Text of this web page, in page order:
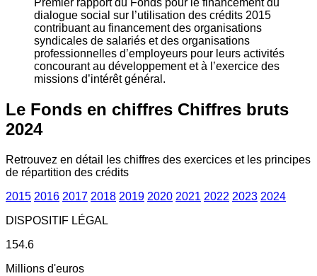
Premier rapport du Fonds pour le financement du
dialogue social sur l’utilisation des crédits 2015
contribuant au financement des organisations
syndicales de salariés et des organisations
professionnelles d’employeurs pour leurs activités
concourant au développement et à l’exercice des
missions d’intérêt général.
Le Fonds en chiffres Chiffres bruts
2024
Retrouvez en détail les chiffres des exercices et les principes
de répartition des crédits
2015 2016 2017 2018 2019 2020 2021 2022 2023 2024
DISPOSITIF LÉGAL
154.6
Millions d'euros